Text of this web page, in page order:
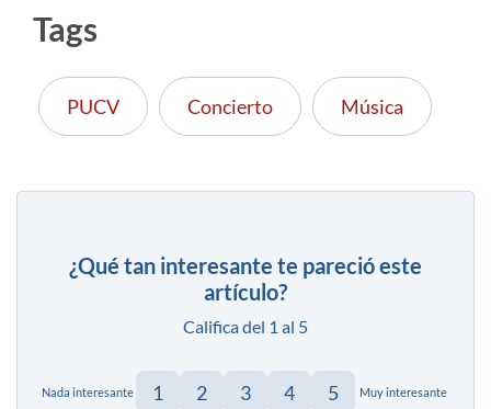
Tags
PUCV Concierto Música
¿Qué tan interesante te pareció este
artículo?
Califica del 1 al 5
Nada interesante 1 2 3 4 5 Muy interesante